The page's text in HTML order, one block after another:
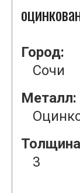
Город:
Сочи
Металл:
3